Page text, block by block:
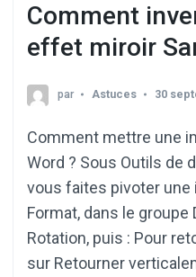
Comment
effet miroir
par Astuces 30
Comment mettre une
Word ? Sous Outils de
vous faites pivoter une
Format, dans le
Rotation, puis : Pour
sur Retourner